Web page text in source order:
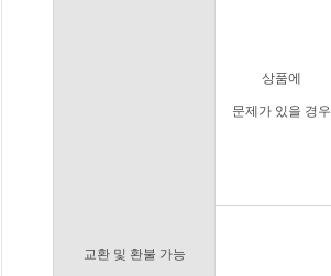
교환 및 환불 가능
상품에
문제가 있을 경우